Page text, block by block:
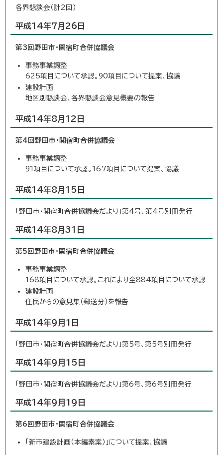
各界懇談会（計2回）
平成14年7月26日
第3回野田市・関宿町合併協議会
事務事業調整
625項目について承認。90項目について提案、協議
建設計画
地区別懇談会、各界懇談会意見概要の報告
平成14年8月12日
第4回野田市・関宿町合併協議会
事務事業調整
91項目について承認。167項目について提案、協議
平成14年8月15日
「野田市・関宿町合併協議会だより」第4号、第4号別冊発行
平成14年8月31日
第5回野田市・関宿町合併協議会
事務事業調整
168項目について承認。これにより全884項目について承認
建設計画
住民からの意見集（郵送分）を報告
平成14年9月1日
「野田市・関宿町合併協議会だより」第5号、第5号別冊発行
平成14年9月15日
「野田市・関宿町合併協議会だより」第6号、第6号別冊発行
平成14年9月19日
第6回野田市・関宿町合併協議会
「新市建設計画（本編素案）」について提案、協議